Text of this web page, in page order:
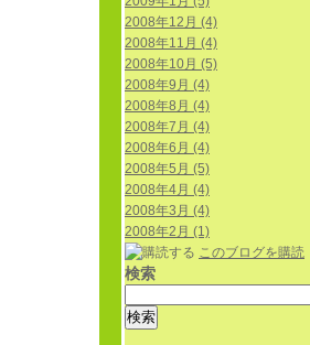
2008年12月 (4)
2008年11月 (4)
2008年10月 (5)
2008年9月 (4)
2008年8月 (4)
2008年7月 (4)
2008年6月 (4)
2008年5月 (5)
2008年4月 (4)
2008年3月 (4)
2008年2月 (1)
このブログを購読
検索